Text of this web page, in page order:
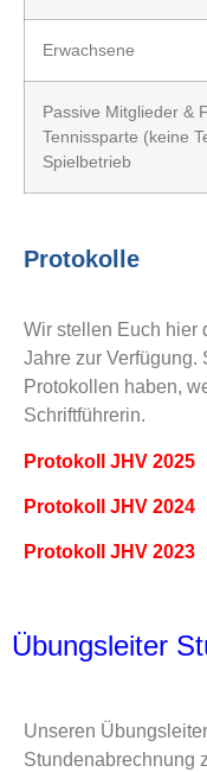
Erwachsene
Passive Mitglieder &
Tennissparte (keine
Spielbetrieb
Protokolle
Wir stellen Euch hier
Jahre zur Verfügung.
Protokollen haben,
Schriftführerin.
Protokoll JHV 2025
Protokoll JHV 2024
Protokoll JHV 2023
Übungsleiter
Unseren
Stundenabrechnung